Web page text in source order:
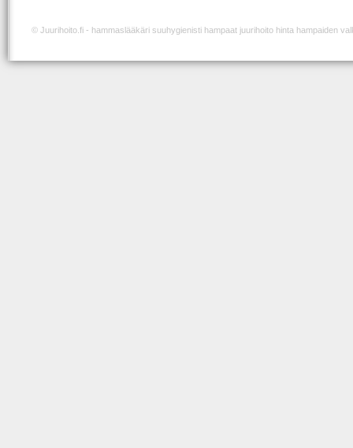
© Juurihoito.fi - hammaslääkäri suuhygienisti hampaat juurihoito hinta hampaiden